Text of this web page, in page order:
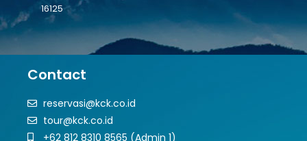
16125
Contact
reservasi@kck.co.id
tour@kck.co.id
+62 812 8310 8565 (Admin 1)